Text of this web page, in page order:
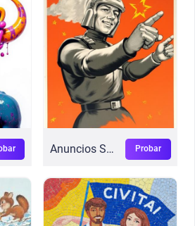
Anuncios Soviéticos Probar